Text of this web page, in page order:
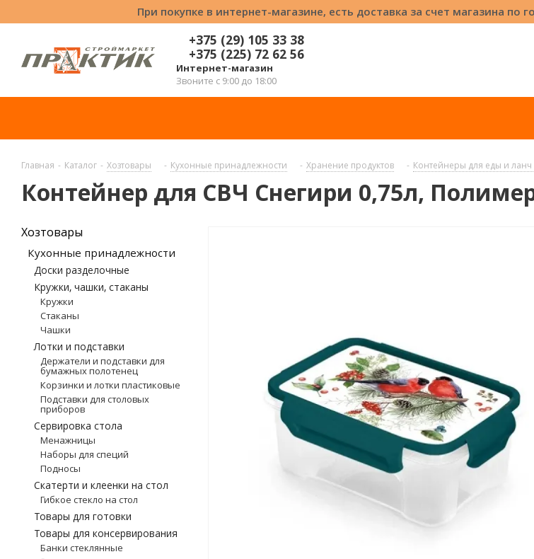
При покупке в интернет-магазине, есть доставка за счет магазина по
+375 (29) 105 33 38
+375 (225) 72 62 56
Интернет-магазин
Звоните с 9:00 до 18:00
Главная - Каталог - Хозтовары - Кухонные принадлежности - Хранение продуктов - Контейнеры для еды и ланч
Контейнер для СВЧ Снегири 0,75л,
Хозтовары
Кухонные принадлежности
Доски разделочные
Кружки, чашки, стаканы
Кружки
Стаканы
Чашки
Лотки и подставки
Держатели и подставки для
бумажных полотенец
Корзинки и лотки пластиковые
Подставки для столовых
приборов
Сервировка стола
Менажницы
Наборы для специй
Подносы
Скатерти и клеенки на стол
Гибкое стекло на стол
Товары для готовки
Товары для консервирования
Банки стеклянные